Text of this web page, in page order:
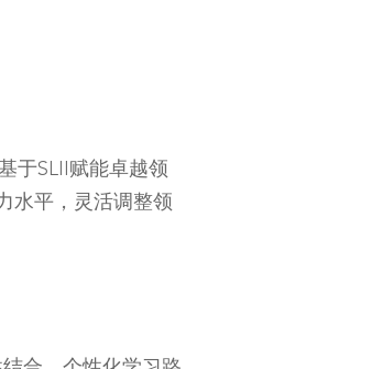
于SLII赋能卓越领
水平，灵活调整领